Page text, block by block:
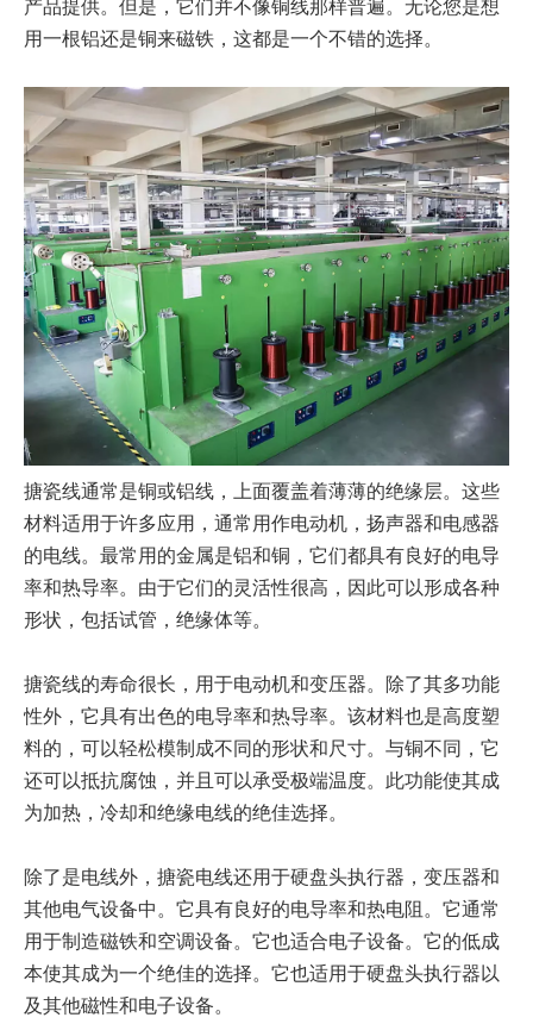
产品提供。但是，它们并不像铜线那样普遍。无论您是想
用一根铝还是铜来磁铁，这都是一个不错的选择。
搪瓷线通常是铜或铝线，上面覆盖着薄薄的绝缘层。这些
材料适用于许多应用，通常用作电动机，扬声器和电感器
的电线。最常用的金属是铝和铜，它们都具有良好的电导
率和热导率。由于它们的灵活性很高，因此可以形成各种
形状，包括试管，绝缘体等。
搪瓷线的寿命很长，用于电动机和变压器。除了其多功能
性外，它具有出色的电导率和热导率。该材料也是高度塑
料的，可以轻松模制成不同的形状和尺寸。与铜不同，它
还可以抵抗腐蚀，并且可以承受极端温度。此功能使其成
为加热，冷却和绝缘电线的绝佳选择。
除了是电线外，搪瓷电线还用于硬盘头执行器，变压器和
其他电气设备中。它具有良好的电导率和热电阻。它通常
用于制造磁铁和空调设备。它也适合电子设备。它的低成
本使其成为一个绝佳的选择。它也适用于硬盘头执行器以
及其他磁性和电子设备。